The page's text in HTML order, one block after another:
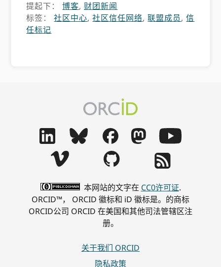
提起下：博客, 财团新闻
标签：社区中心,社区信任网络,联盟成员,信
任标记
本网站的文字在 CC0许可证.
ORCID™， ORCID 徽标和 iD 徽标是。的商标
ORCID公司 ORCID 在美国和其他司法管辖区注
册。
关于我们 ORCID
隐私政策